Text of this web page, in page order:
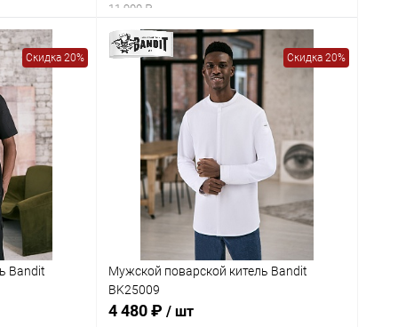
11 900 ₽
Скидка 20%
Bandit
Скидка 20%
Мужской поварской китель Bandit
BK25009
4 480 ₽ / шт